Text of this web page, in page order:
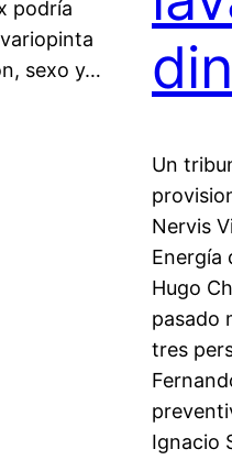
podría
sexo y…
Un
Nervis
Energía
Hugo
pasado
tres
Ignacio